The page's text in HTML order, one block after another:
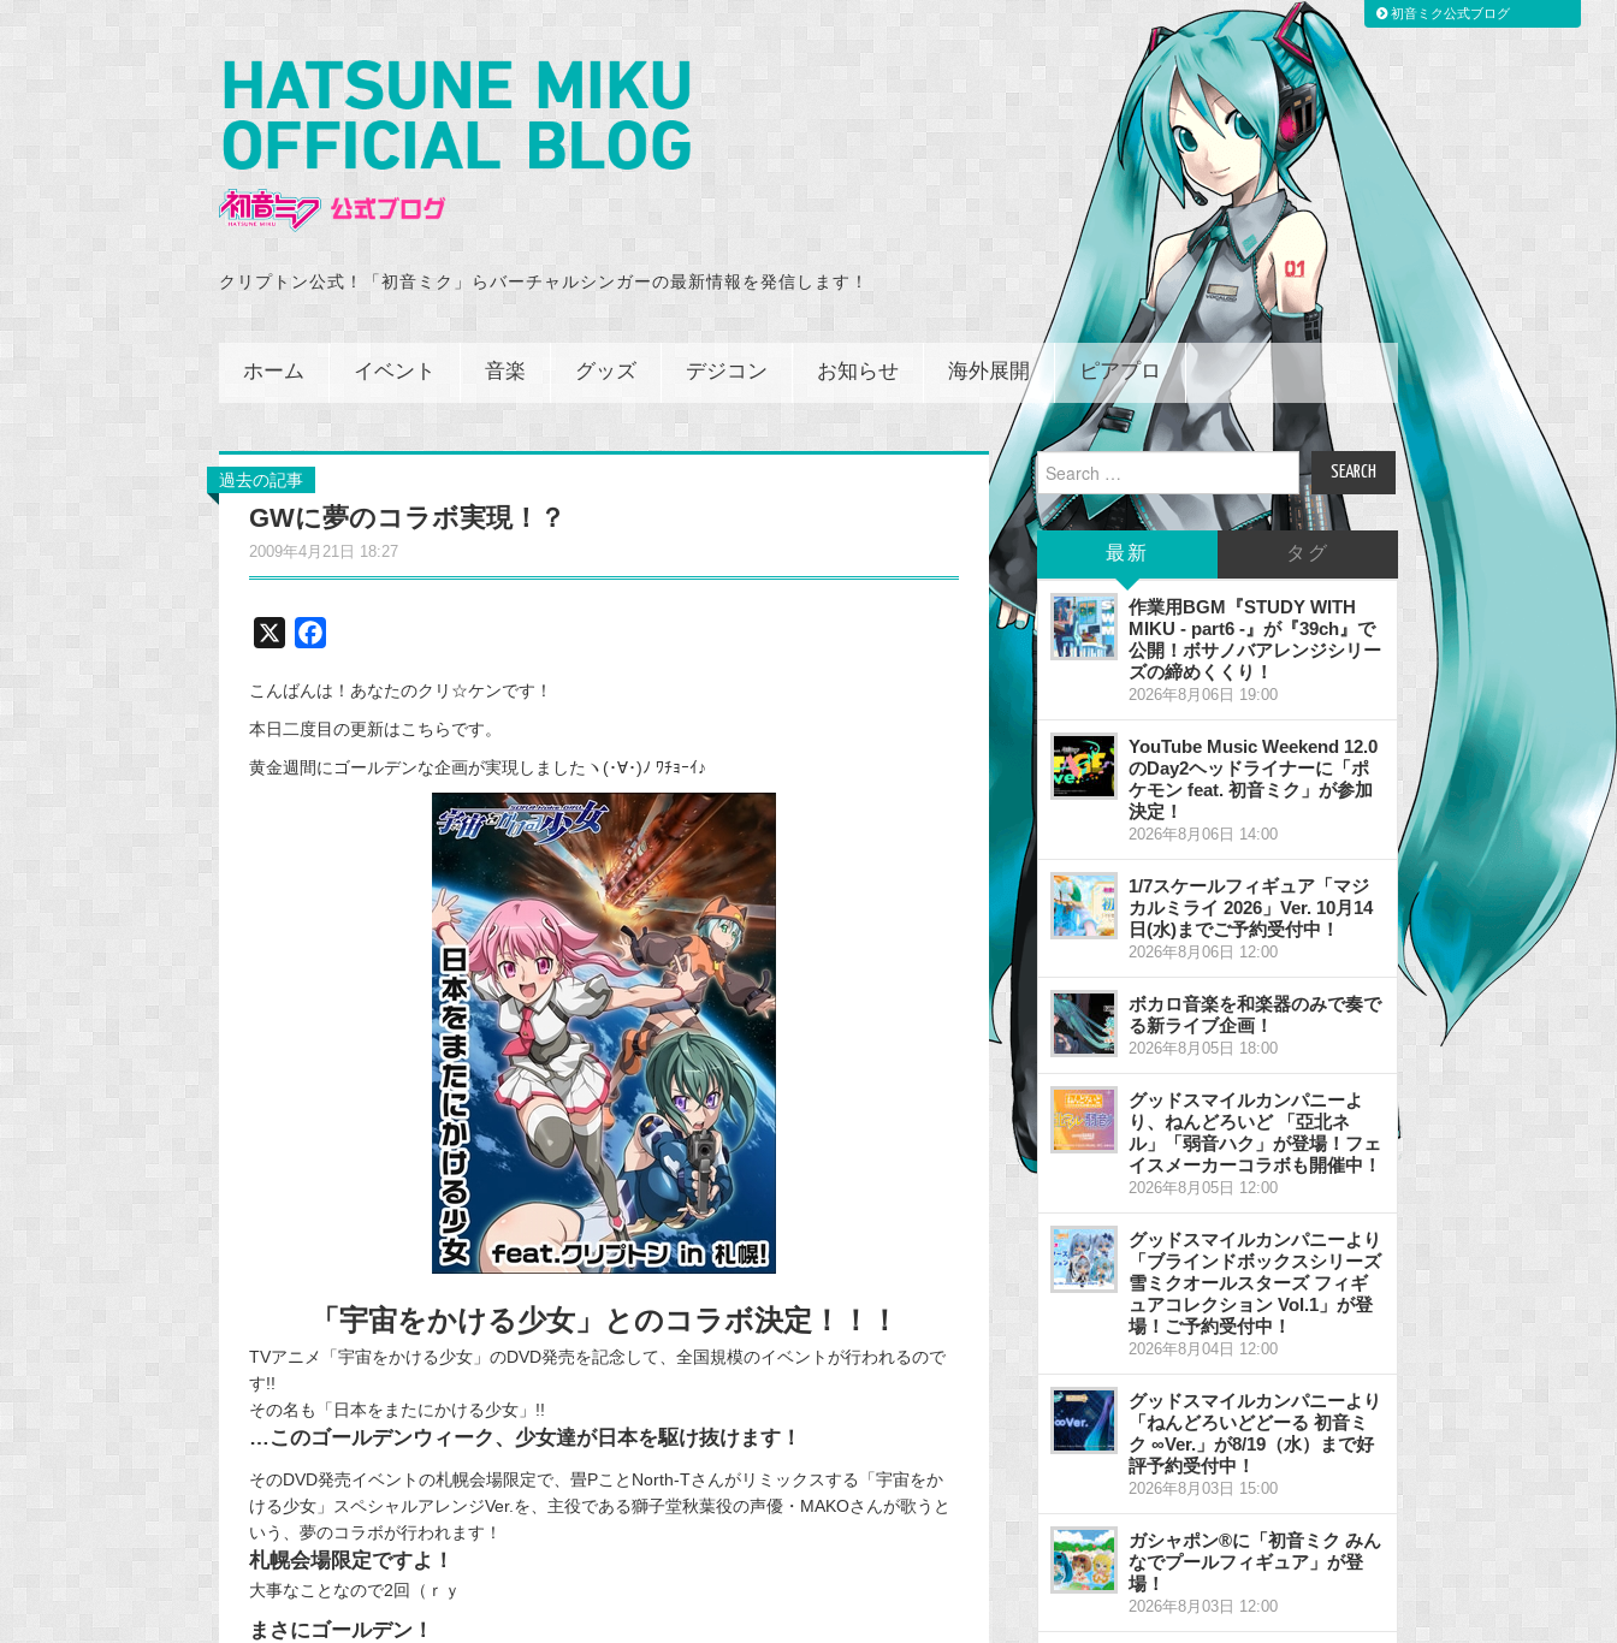
クリプトン公式！「初音ミク」らバーチャルシンガーの最新情報を発信します！
ホーム イベント 音楽 グッズ デジコン お知らせ 海外展開 ピアプロ
過去の記事
GWに夢のコラボ実現！？
2009年4月21日 18:27
c
e
こんばんは！あなたのクリ☆ケンです！
本日二度目の更新はこちらです。
黄金週間にゴールデンな企画が実現しましたヽ(･∀･)ﾉ ﾜﾁｮｰｲ♪
「宇宙をかける少女」とのコラボ決定！！！
TVアニメ「宇宙をかける少女」のDVD発売を記念して、全国規模のイベントが行われるので
す!!
その名も「日本をまたにかける少女」!!
…このゴールデンウィーク、少女達が日本を駆け抜けます！
そのDVD発売イベントの札幌会場限定で、畳PことNorth-Tさんがリミックスする「宇宙をか
ける少女」スペシャルアレンジVer.を、主役である獅子堂秋葉役の声優・MAKOさんが歌うと
いう、夢のコラボが行われます！
札幌会場限定ですよ！
大事なことなので2回（ｒｙ
まさにゴールデン！
Search
for:
最新 タグ
作業用BGM『STUDY WITH
MIKU - part6 -』が『39ch』で
公開！ボサノバアレンジシリー
ズの締めくくり！
2026年8月06日 19:00
YouTube Music Weekend 12.0
のDay2ヘッドライナーに「ポ
ケモン feat. 初音ミク」が参加
決定！
2026年8月06日 14:00
1/7スケールフィギュア「マジ
カルミライ 2026」Ver. 10月14
日(水)までご予約受付中！
2026年8月06日 12:00
ボカロ音楽を和楽器のみで奏で
る新ライブ企画！
2026年8月05日 18:00
グッドスマイルカンパニーよ
り、ねんどろいど 「亞北ネ
ル」「弱音ハク」が登場！フェ
イスメーカーコラボも開催中！
2026年8月05日 12:00
グッドスマイルカンパニーより
「ブラインドボックスシリーズ
雪ミクオールスターズ フィギ
ュアコレクション Vol.1」が登
場！ご予約受付中！
2026年8月04日 12:00
グッドスマイルカンパニーより
「ねんどろいどどーる 初音ミ
ク ∞Ver.」が8/19（水）まで好
評予約受付中！
2026年8月03日 15:00
ガシャポン®に「初音ミク みん
なでプールフィギュア」が登
場！
2026年8月03日 12:00
初音ミク公式ブログ